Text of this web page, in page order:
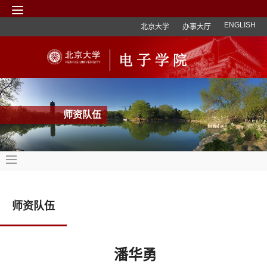
北京大学 办事大厅 ENGLISH
师资队伍
师资队伍
潘华勇